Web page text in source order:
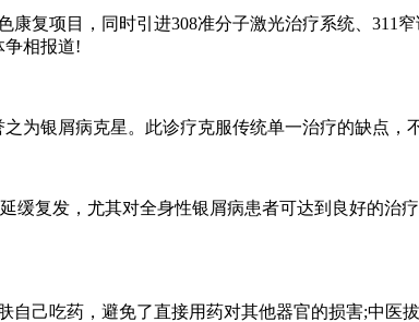
复项目，同时引进308准分子激光治疗系统、311
争相报道!
为银屑病克星。此诊疗克服传统单一治疗的缺点，
复发，尤其对全身性银屑病患者可达到良好的治
己吃药，避免了直接用药对其他器官的损害;中医